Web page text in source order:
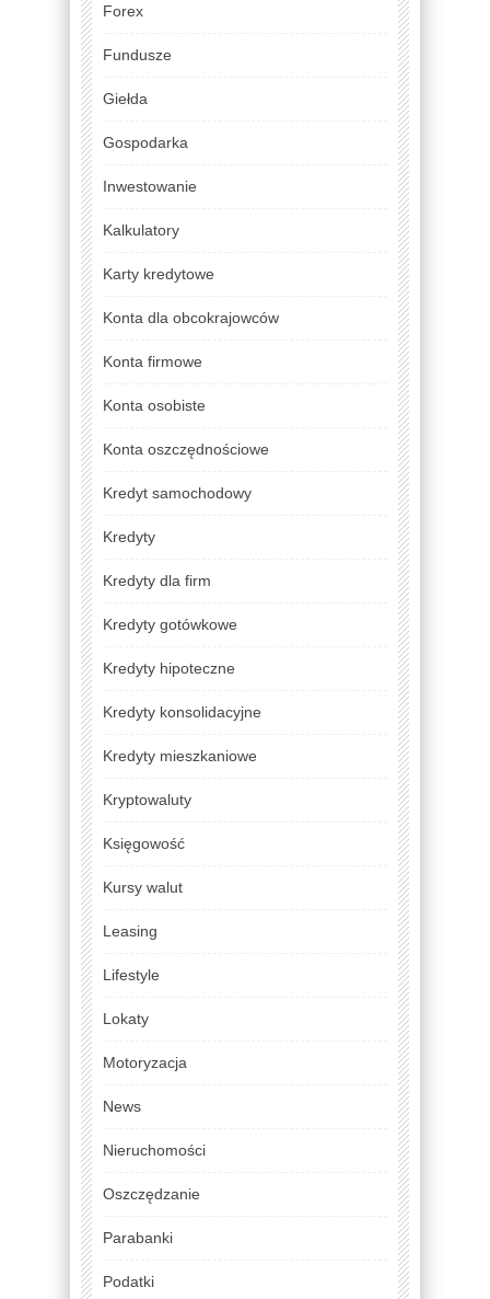
Forex
Fundusze
Giełda
Gospodarka
Inwestowanie
Kalkulatory
Karty kredytowe
Konta dla obcokrajowców
Konta firmowe
Konta osobiste
Konta oszczędnościowe
Kredyt samochodowy
Kredyty
Kredyty dla firm
Kredyty gotówkowe
Kredyty hipoteczne
Kredyty konsolidacyjne
Kredyty mieszkaniowe
Kryptowaluty
Księgowość
Kursy walut
Leasing
Lifestyle
Lokaty
Motoryzacja
News
Nieruchomości
Oszczędzanie
Parabanki
Podatki